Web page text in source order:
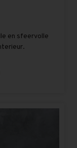
en sfeervolle